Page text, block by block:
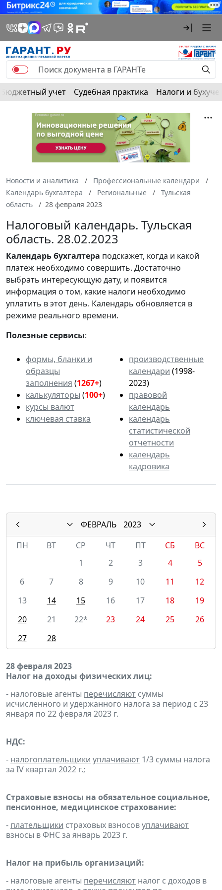
Бюджетный учет Судебная практика Налоги и
Новости и аналитика
Профессиональные календари
Календарь бухгалтера
Региональные
Тульская
область
28 февраля 2023
Налоговый календарь. Тульская
область. 28.02.2023
Календарьбухгалтера подскажет, когда и какой
платеж необходимо совершить. Достаточно
выбрать интересующую дату, и появится
информация о том, какие налоги необходимо
уплатить в этот день. Календарь обновляется в
режиме реального времени.
Полезные сервисы:
формы, бланки и
образцы
заполнения (1267+)
калькуляторы (100+)
курсы валют
ключевая ставка
производственные
календари (1998-
2023)
правовой
календарь
календарь
статистической
отчетности
календарь
кадровика
ФЕВРАЛЬ
2023
ПН
ВТ СР ЧТ ПТ СБ
ВС
1
2 3 4
5
6
7 8 9 10 11
12
13
14 15 16 17 18
19
20
21 22* 23 24 25
26
27
28
28 февраля 2023
Налог на доходы физических лиц:
- налоговые агенты перечисляют суммы
исчисленного и удержанного налога за период с 23
января по 22 февраля 2023 г.
НДС:
- налогоплательщики уплачивают 1/3 суммы налога
за IV квартал 2022 г.;
Страховые взносы на обязательное социальное,
пенсионное, медицинское страхование:
- плательщики страховых взносовуплачивают
взносы в ФНС за январь 2023 г.
Налог на прибыль организаций:
- налоговые агенты перечисляют налог с доходов в